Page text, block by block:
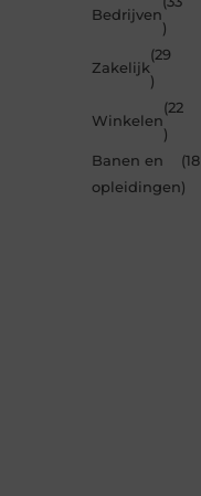
Bedrijven
)
Zakelijk
(29
)
Winkelen
(22
)
Banen en
opleidingen
(18
)